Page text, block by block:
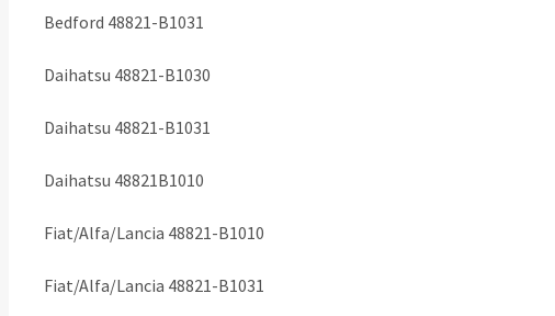
Bedford 48821-B1031
Daihatsu 48821-B1030
Daihatsu 48821-B1031
Daihatsu 48821B1010
Fiat/Alfa/Lancia 48821-B1010
Fiat/Alfa/Lancia 48821-B1031